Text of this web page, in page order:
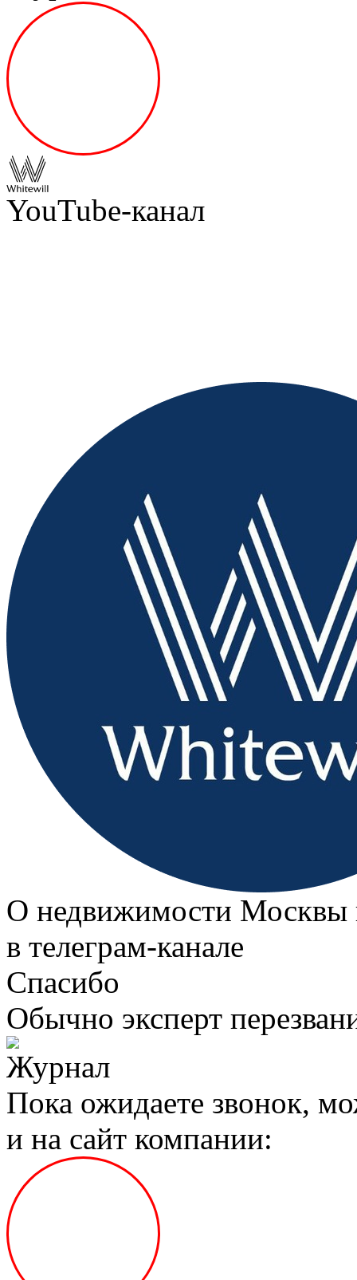
YouTube-канал
О недвижимости Москвы
в телеграм‑канале
Спасибо
Обычно эксперт
Пока ожидаете звонок,
и на сайт компании: